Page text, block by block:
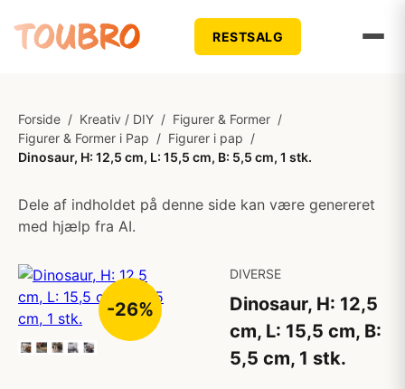
RESTSALG
Forside / Kreativ / DIY / Figurer & Former /
Figurer & Former i Pap / Figurer i pap /
Dinosaur, H: 12,5 cm, L: 15,5 cm, B: 5,5 cm, 1 stk.
Dele af indholdet på denne side kan være genereret
med hjælp fra AI.
-26%
DIVERSE
Dinosaur, H: 12,5
cm, L: 15,5 cm, B:
5,5 cm, 1 stk.